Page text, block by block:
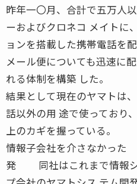
昨年一〇月、合計で五万人
ーおよびクロネコ メイトに
ョンを搭載した携帯電話を配
メール便についても迅速に
れる体制を構築 した。
結果として現在のヤマトは
話以外の用 途で使っており
上のカギを握っている。
情報子会社を介さなかっ
発 同社はこれまで情報シ